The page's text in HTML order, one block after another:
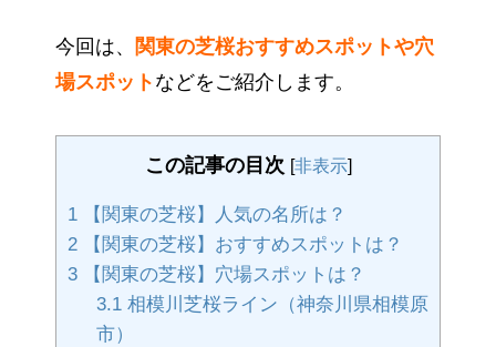
今回は、 関東の芝桜おすすめスポットや穴
場スポット などをご紹介します。
この記事の目次 [非表示]
1 【関東の芝桜】人気の名所は？
2 【関東の芝桜】おすすめスポットは？
3 【関東の芝桜】穴場スポットは？
3.1相模川芝桜ライン（神奈川県相模原
市）